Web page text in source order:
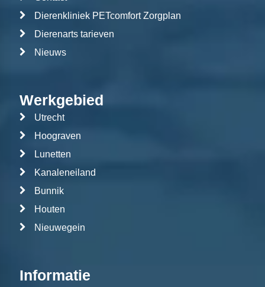
Dierenkliniek PETcomfort Zorgplan
Dierenarts tarieven
Nieuws
Werkgebied
Utrecht
Hoograven
Lunetten
Kanaleneiland
Bunnik
Houten
Nieuwegein
Informatie